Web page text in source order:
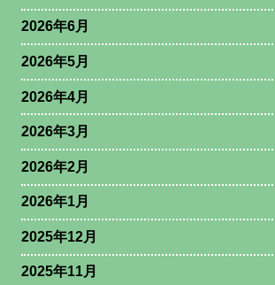
2026年6月
2026年5月
2026年4月
2026年3月
2026年2月
2026年1月
2025年12月
2025年11月